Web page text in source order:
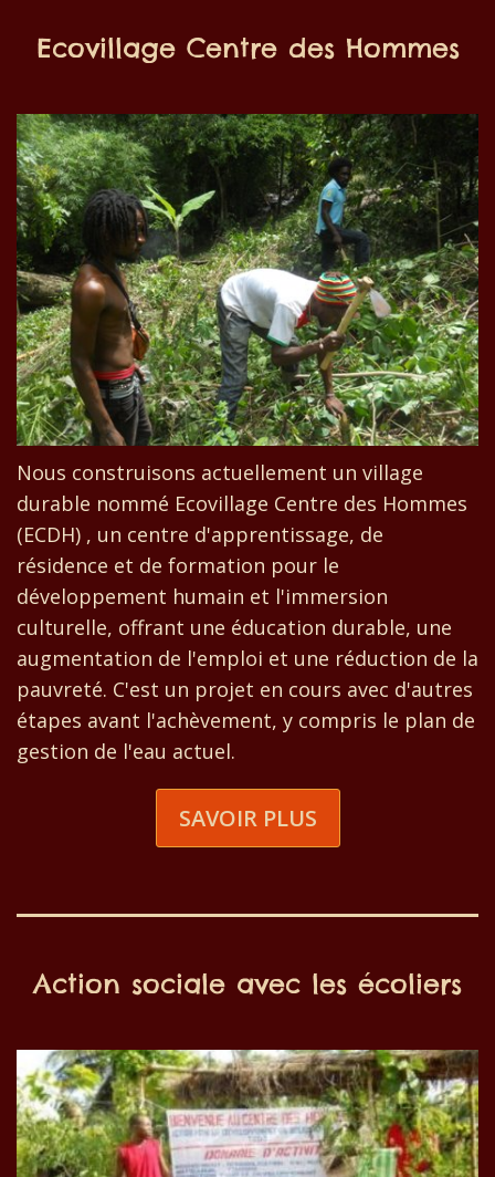
Ecovillage Centre des Hommes
Nous construisons actuellement un village
durable nommé Ecovillage Centre des Hommes
(ECDH) , un centre d'apprentissage, de
résidence et de formation pour le
développement humain et l'immersion
culturelle, offrant une éducation durable, une
augmentation de l'emploi et une réduction de la
pauvreté. C'est un projet en cours avec d'autres
étapes avant l'achèvement, y compris le plan de
gestion de l'eau actuel.
SAVOIR PLUS
Action sociale avec les écoliers